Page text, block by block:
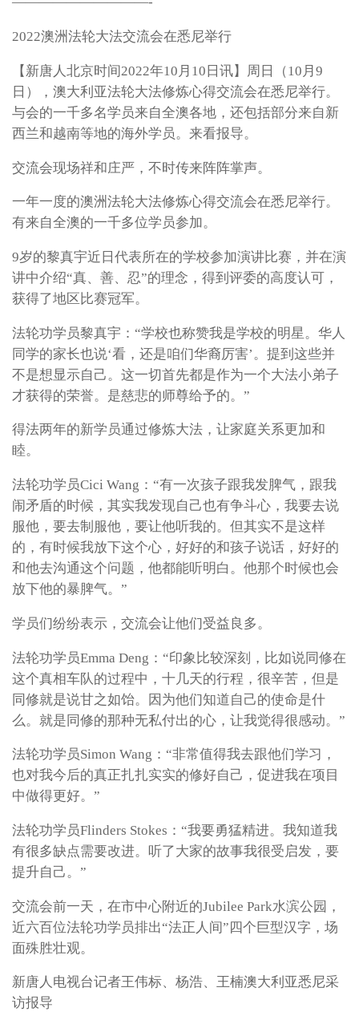
2022澳洲法轮大法交流会在悉尼举行
【新唐人北京时间2022年10月10日讯】周日（10月9
日），澳大利亚法轮大法修炼心得交流会在悉尼举行。
与会的一千多名学员来自全澳各地，还包括部分来自新
西兰和越南等地的海外学员。来看报导。
交流会现场祥和庄严，不时传来阵阵掌声。
一年一度的澳洲法轮大法修炼心得交流会在悉尼举行。
有来自全澳的一千多位学员参加。
9岁的黎真宇近日代表所在的学校参加演讲比赛，并在演
讲中介绍“真、善、忍”的理念，得到评委的高度认可，
获得了地区比赛冠军。
法轮功学员黎真宇：“学校也称赞我是学校的明星。华人
同学的家长也说‘看，还是咱们华裔厉害’。提到这些并
不是想显示自己。这一切首先都是作为一个大法小弟子
才获得的荣誉。是慈悲的师尊给予的。”
得法两年的新学员通过修炼大法，让家庭关系更加和
睦。
法轮功学员Cici Wang：“有一次孩子跟我发脾气，跟我
闹矛盾的时候，其实我发现自己也有争斗心，我要去说
服他，要去制服他，要让他听我的。但其实不是这样
的，有时候我放下这个心，好好的和孩子说话，好好的
和他去沟通这个问题，他都能听明白。他那个时候也会
放下他的暴脾气。”
学员们纷纷表示，交流会让他们受益良多。
法轮功学员Emma Deng：“印象比较深刻，比如说同修在
这个真相车队的过程中，十几天的行程，很辛苦，但是
同修就是说甘之如饴。因为他们知道自己的使命是什
么。就是同修的那种无私付出的心，让我觉得很感动。”
法轮功学员Simon Wang：“非常值得我去跟他们学习，
也对我今后的真正扎扎实实的修好自己，促进我在项目
中做得更好。”
法轮功学员Flinders Stokes：“我要勇猛精进。我知道我
有很多缺点需要改进。听了大家的故事我很受启发，要
提升自己。”
交流会前一天，在市中心附近的Jubilee Park水滨公园，
近六百位法轮功学员排出“法正人间”四个巨型汉字，场
面殊胜壮观。
新唐人电视台记者王伟标、杨浩、王楠澳大利亚悉尼采
访报导